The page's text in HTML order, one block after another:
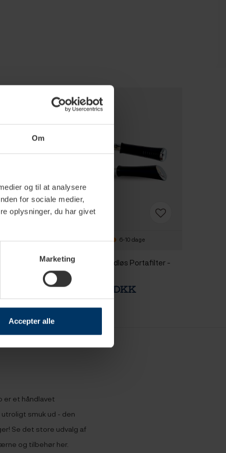
Om
og til at analysere
for sociale medier,
oplysninger, du har givet
Marketing
Accepter alle
hverdage
til Duo PID
6-10 dage
Ascaso Bundløs Portafilter -
1.199,00 DKK
er et håndlavet
smuk ud - den
Se det store udvalg af
og tilbehør her.